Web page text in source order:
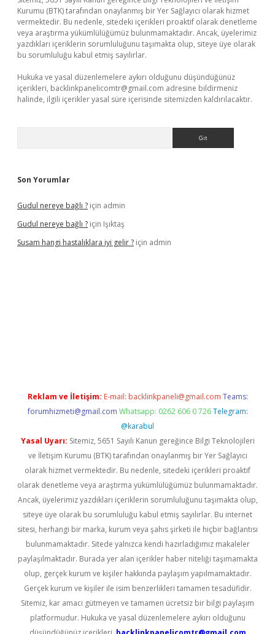
Kurumu (BTK) tarafından onaylanmış bir Yer Sağlayıcı olarak hizmet
vermektedir. Bu nedenle, sitedeki içerikleri proaktif olarak denetleme
veya araştırma yükümlülüğümüz bulunmamaktadır. Ancak, üyelerimiz
yazdıkları içeriklerin sorumluluğunu taşımakta olup, siteye üye olarak
bu sorumluluğu kabul etmiş sayılırlar.
Hukuka ve yasal düzenlemelere aykırı olduğunu düşündüğünüz
içerikleri, backlinkpanelicomtr@gmail.com adresine bildirmeniz
halinde, ilgili içerikler yasal süre içerisinde sitemizden kaldırılacaktır.
Son Yorumlar
Gudul nereye bağlı ? için admin
Gudul nereye bağlı ? için Işıktaş
Susam hangi hastalıklara iyi gelir ? için admin
Reklam ve İletişim: E-mail: backlinkpaneli@gmail.com Teams:
forumhizmeti@gmail.com Whatsapp: 0262 606 0 726 Telegram:
@karabul
Yasal Uyarı: Sitemiz, 5651 Sayılı Kanun gereğince Bilgi Teknolojileri
ve İletişim Kurumu (BTK) tarafından onaylanmış bir Yer Sağlayıcı
olarak hizmet vermektedir. Bu nedenle, sitedeki içerikleri proaktif
olarak denetleme veya araştırma yükümlülüğümüz bulunmamaktadır.
Ancak, üyelerimiz yazdıkları içeriklerin sorumluluğunu taşımakta olup,
siteye üye olarak bu sorumluluğu kabul etmiş sayılırlar. Bu internet
sitesi, herhangi bir marka, kurum veya şahıs şirketi ile hiçbir bağlantısı
bulunmamaktadır. Sitede yalnızca kendi hazırladığımız makaleler
paylaşılmaktadır. Burada yer alan içerikler haber niteliği taşımamakta
olup, gerçek kurum ve kişiler hakkında paylaşım yapılmamaktadır.
Gerçek kurum ve kişiler ile isim benzerlikleri tamamen tesadüfidir.
Sitemiz, kar amacı gütmeyen ve tamamen ücretsiz bir bilgi paylaşım
platformudur. Hukuka ve yasal düzenlemelere aykırı olduğunu